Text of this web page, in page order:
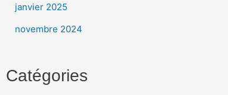
janvier 2025
novembre 2024
Catégories